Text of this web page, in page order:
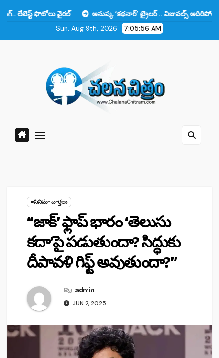
వైరల్
అనుష్క ‘కథనార్’ ట్రైలర్ .. విజువల్స్ అదిరిపోయాయి కానీ ఆ
Sun. Aug 9th, 2026
7:05:57 AM
సినిమా వార్తలు
‘‘జాక్’ ఫ్లాప్ భారం ‘తెలుసు
కదా’పై పడుతుందా? సిద్ధుకు
దీపావళి గిఫ్ట్ అవుతుందా?’’
By admin
JUN 2, 2025